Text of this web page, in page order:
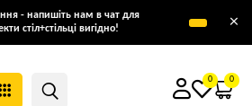
- напишіть нам в чат для
стіл+стільці вигідно!
×
0 0